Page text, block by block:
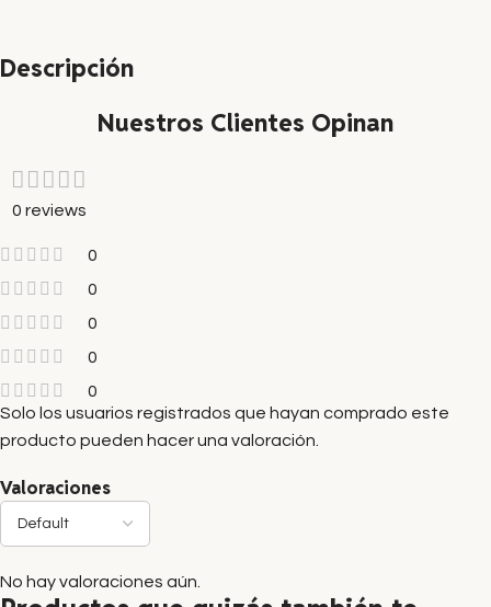
Descripción
Nuestros Clientes Opinan
0 reviews
0
0
0
0
0
Valoraciones
No hay valoraciones aún.
Solo los usuarios registrados que hayan comprado este
producto pueden hacer una valoración.